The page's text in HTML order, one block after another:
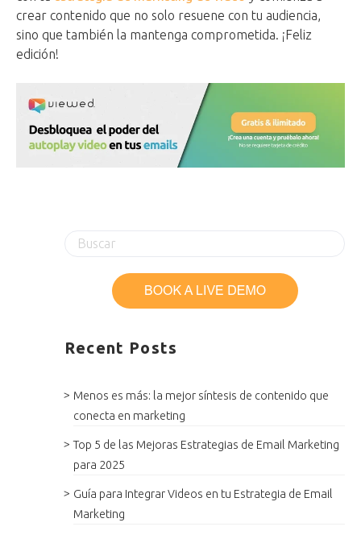
crear contenido que no solo resuene con tu audiencia,
sino que también la mantenga comprometida. ¡Feliz
edición!
Recent Posts
Menos es más: la mejor síntesis de contenido que
conecta en marketing
Top 5 de las Mejoras Estrategias de Email Marketing
para 2025
Guía para Integrar Videos en tu Estrategia de Email
Marketing